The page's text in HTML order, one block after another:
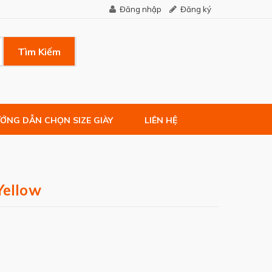
Đăng nhập Đăng ký
Tìm Kiếm
DẪN CHỌN SIZE GIÀY LIÊN HỆ